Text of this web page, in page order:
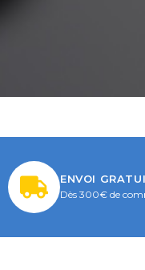
ENVOI
Dès 300€ de